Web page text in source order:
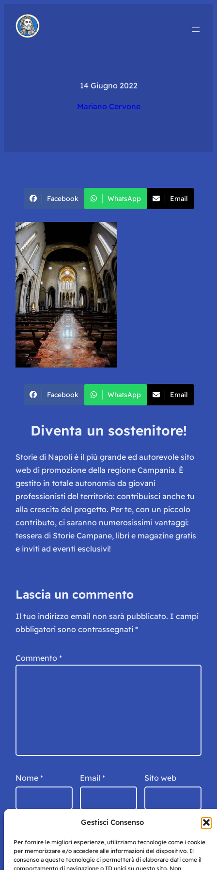
Gestisci Consenso
Per fornire le migliori esperienze, utilizziamo tecnologie come i cookie
per memorizzare e/o accedere alle informazioni del dispositivo. Il
consenso a queste tecnologie ci permetterà di elaborare dati come il
comportamento di navigazione o ID unici su questo sito. Non
14 Giugno 2022
Mariano Cervone
Facebook WhatsApp Email
Facebook WhatsApp Email
Diventa un sostenitore!
Storie di Napoli è il più grande ed autorevole sito
web di promozione della regione Campania. È
gestito in totale autonomia da giovani
professionisti del territorio: contribuisci anche tu
alla crescita del progetto. Per te, con un piccolo
contributo, ci saranno numerosissimi vantaggi:
tessera di Storie Campane, libri e magazine gratis
e inviti ad eventi esclusivi!
Lascia un commento
Il tuo indirizzo email non sarà pubblicato. I campi
obbligatori sono contrassegnati *
Commento *
Nome * Email * Sito web